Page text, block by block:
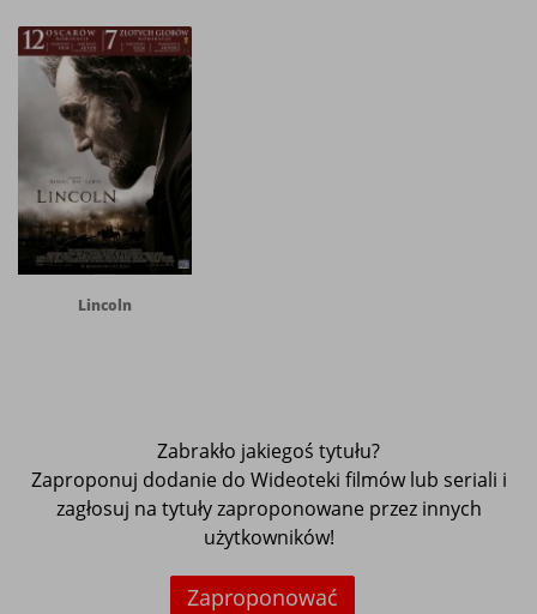
Lincoln
Zabrakło jakiegoś tytułu?
Zaproponuj dodanie do Wideoteki filmów lub seriali i
zagłosuj na tytuły zaproponowane przez innych
użytkowników!
Zaproponować